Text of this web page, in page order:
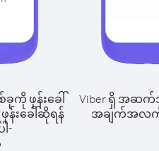
ကို ဖုန်းခေါ်
းခေါ်ဆိုရန်
-
Viber ရှိ အဆက်
အချက်အလက် မ